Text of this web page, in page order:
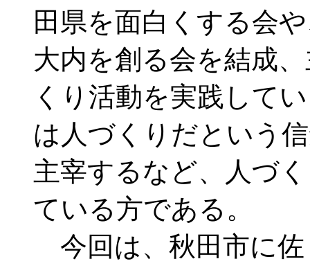
田県を面白くする会
大内を創る会を結成
くり活動を実践して
は人づくりだという
主宰するなど、人づ
ている方である。
今回は、秋田市に